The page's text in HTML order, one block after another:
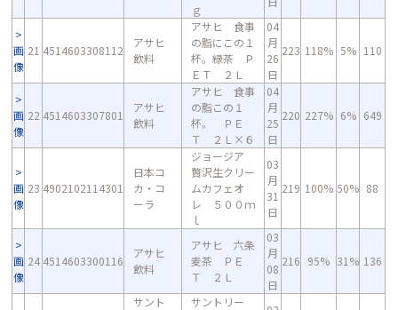
ｇ
画
像
21 4514603308112
アサヒ
飲料
アサヒ 食事
の脂にこの１
杯。緑茶 Ｐ
ＥＴ ２Ｌ
04
月
26
日
223 118% 5% 110
画
像
22 4514603307801
アサヒ
飲料
アサヒ 食事
の脂この１
杯。 ＰＥ
Ｔ ２Ｌ×６
04
月
25
日
220 227% 6% 649
画
像
23 4902102114301
日本コ
カ・コ
ーラ
ジョージア
贅沢生クリー
ムカフェオ
レ ５００ｍ
ｌ
03
月
31
日
219 100% 50% 88
画
像
24 4514603300116
アサヒ
飲料
アサヒ 六条
麦茶 ＰＥ
Ｔ ２Ｌ
03
月
08
日
216 95% 31% 136
サント
サントリー